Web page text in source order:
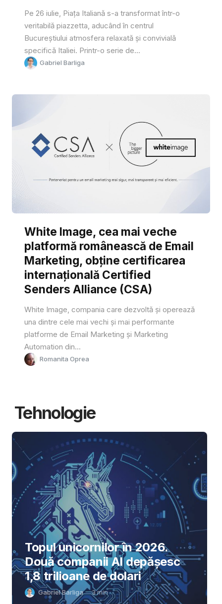
Pe 26 iulie, Piața Italiană s-a transformat într-o
veritabilă piazzetta, aducând în centrul
Bucureștiului atmosfera relaxată și convivială
specifică Italiei. Printr-o serie de...
Gabriel Barliga
White Image, cea mai veche
platformă românească de Email
Marketing, obține certificarea
internațională Certified
Senders Alliance (CSA)
White Image, compania care dezvoltă și operează
una dintre cele mai vechi și mai performante
platforme de Email Marketing și Marketing
Automation din...
Romanita Oprea
Tehnologie
Topul unicornilor în 2026.
Două companii AI depășesc
1,8 trilioane de dolari
Gabriel Barliga 3min